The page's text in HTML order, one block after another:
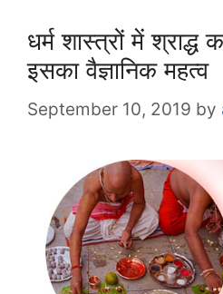
धर्म शास्त्रों में श्राद्ध
इसका वैज्ञानिक महत्व
September 10, 2019 by